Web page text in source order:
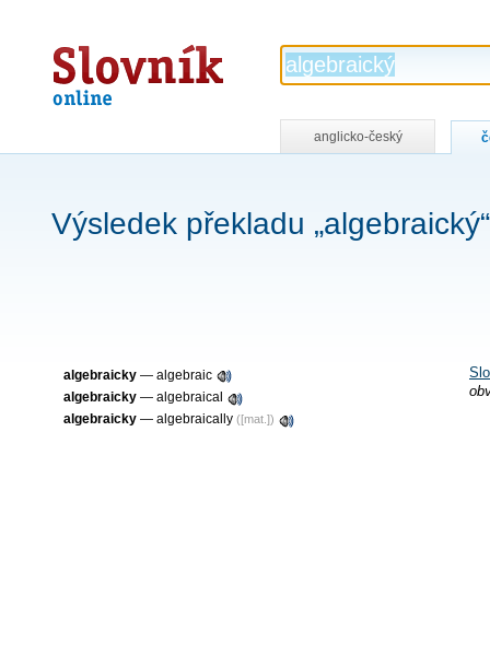
Slovník
online
anglicko-český
Výsledek překladu „algebraický“
algebraicky — algebraic
algebraicky — algebraical
algebraicky — algebraically ([mat.])